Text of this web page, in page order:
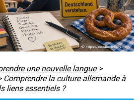
une nouvelle langue >
Comprendre la culture allemande à
liens essentiels ?